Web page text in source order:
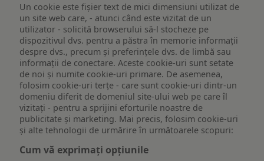
Un cookie este fişier text de mici dimensiuni utilizat de
un site web care, - atunci când este vizitat de un
utilizator - solicită browserului să-l stocheze pe
dispozitivul dvs. pentru a păstra în memorie informații
despre dvs., precum și preferințele dvs. de limbă sau
informații de conectare. Aceste cookie-uri sunt setate
de noi și numite cookie-uri primare. De asemenea,
folosim cookie-uri terțe - care sunt cookie-uri dintr-un
domeniu diferit de domeniul site-ului web pe care îl
vizitați - pentru a sprijini eforturile noastre de
publicitate și marketing. Mai precis, folosim cookie-uri
și alte tehnologii de urmărire în următoarele scopuri:
Cum vă exprimați opțiunile